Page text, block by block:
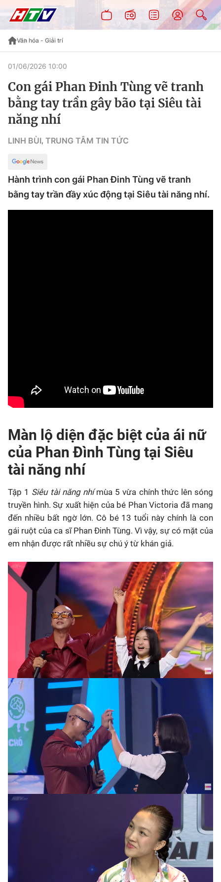
Văn hóa - Giải trí
01/06/2026 10:00
Con gái Phan Đinh Tùng vẽ tranh
bằng tay trần gây bão tại Siêu tài
năng nhí
LINH BÙI, TRUNG TÂM TIN TỨC
Hành trình con gái Phan Đinh Tùng vẽ tranh
bằng tay trần đầy xúc động tại Siêu tài năng nhí.
Màn lộ diện đặc biệt của ái nữ
của Phan Đình Tùng tại Siêu
tài năng nhí
Tập 1 Siêu tài năng nhímùa 5 vừa chính thức lên sóng
truyền hình. Sự xuất hiện của bé Phan Victoria đã mang
đến nhiều bất ngờ lớn. Cô bé 13 tuổi này chính là con
gái ruột của ca sĩ Phan Đinh Tùng. Vì vậy, sự có mặt của
em nhận được rất nhiều sự chú ý từ khán giả.